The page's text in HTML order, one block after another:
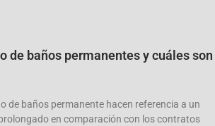
de baños permanentes y cuáles son
de baños permanente hacen referencia a un
en comparación con los contratos